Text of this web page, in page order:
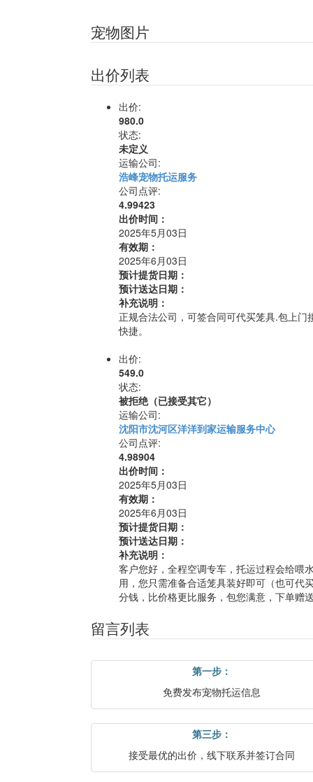
宠物图片
出价列表
出价:
980.0
状态:
未定义
运输公司:
浩峰宠物托运服务
公司点评:
4.99423
出价时间：
2025年5月03日
有效期：
2025年6月03日
预计提货日期：
预计送达日期：
补充说明：
正规合法公司，可签合同可代买笼具.包上
快捷。
出价:
549.0
状态:
被拒绝（已接受其它）
运输公司:
沈阳市沈河区洋洋到家运输服务中心
公司点评:
4.98904
出价时间：
2025年5月03日
有效期：
2025年6月03日
预计提货日期：
预计送达日期：
补充说明：
客户您好，全程空调专车，托运过程会给喂
用，您只需准备合适笼具装好即可（也可代
分钱，比价格更比服务，包您满意，下单赠
留言列表
第一步：
免费发布宠物托运信息
第三步：
接受最优的出价，线下联系并签订合同